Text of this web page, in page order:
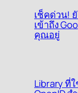
เช็คด่วน!
เข้าถึง
คุณอยู่
Library ที่